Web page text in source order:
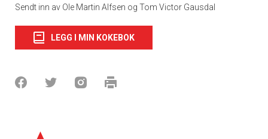
Sendt inn av Ole Martin Alfsen og Tom Victor Gausdal
LEGG I MIN KOKEBOK